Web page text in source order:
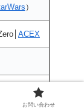
）
ACEX
お問い合わせ